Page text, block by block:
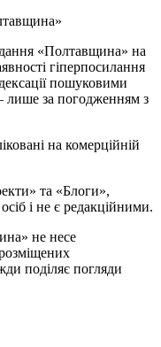
«Полтавщина» на
гіперпосилання
пошуковими
лише за погодженням з
на комерційній
та «Блоги»,
і не є редакційними.
не несе
розміщених
поділяє погляди